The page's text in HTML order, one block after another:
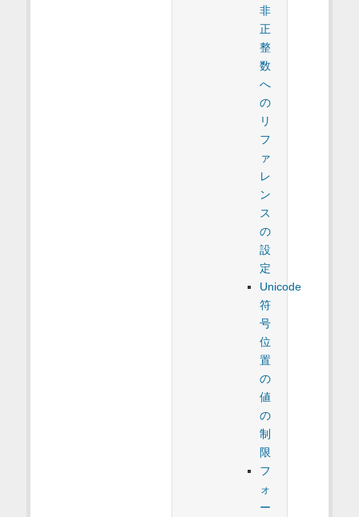
非
正
整
数
へ
の
リ
フ
ァ
レ
ン
ス
の
設
定
Unicode
符
号
位
置
の
値
の
制
限
フ
ォ
ー